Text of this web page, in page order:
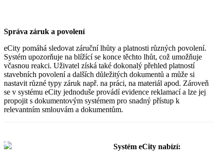
Správa záruk a povolení
eCity pomáhá sledovat záruční lhůty a platnosti různých povolení.
Systém upozorňuje na blížící se konce těchto lhůt, což umožňuje
včasnou reakci. Uživatel získá také dokonalý přehled platností
stavebních povolení a dalších důležitých dokumentů a může si
nastavit různé typy záruk např. na práci, na materiál apod. Zároveň
se v systému eCity jednoduše provádí evidence reklamací a lze jej
propojit s dokumentovým systémem pro snadný přístup k
relevantním smlouvám a dokumentům.
Systém eCity nabízí: